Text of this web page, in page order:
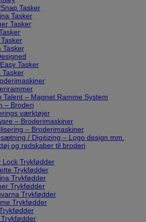
Tasker
Tasker
Tasker
Tasker
Tasker
Tasker
Talent – Magnet Ramme System
– Broderi
værktøjer
– Broderimaskiner
– Broderimaskiner
/ Digitizing – Logo design mm.
og redskaber til broderi
Lock Trykfødder
Trykfødder
Trykfødder
Trykfødder
Trykfødder
Trykfødder
Trykfødder